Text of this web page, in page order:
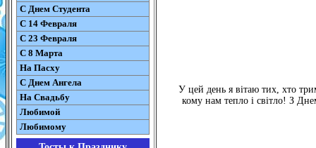
C Днем Студента
С 14 Февраля
С 23 Февраля
С 8 Марта
На Пасху
C Днем Ангела
На Свадьбу
Любимой
Любимому
У цей день я вітаю тих, хто
кому нам тепло і світло! З